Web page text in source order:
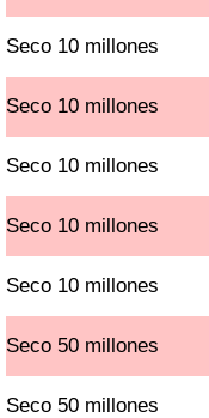
Seco 10 millones
Seco 10 millones
Seco 10 millones
Seco 10 millones
Seco 10 millones
Seco 50 millones
Seco 50 millones